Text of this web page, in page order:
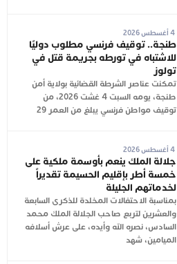
4 أغسطس 2026
طنجة.. توقيف فرنسي مطلوب دوليًا
للاشتباه في تورطه بجريمة قتل في
تولوز
تمكنت عناصر الشرطة القضائية بولاية أمن
طنجة، يومه السبت 4 غشت 2026، من
توقيف مواطن فرنسي يبلغ من العمر 29
4 أغسطس 2026
جلالة الملك ينعم بأوسمة ملكية على
خمسة أطر بإقليم الحسيمة تقديراً
لخدماتهم الجليلة
بمناسبة الاحتفالات المخلدة للذكرى السابعة
والعشرين لتربع صاحب الجلالة الملك محمد
السادس، نصره الله وأيده، على عرش أسلافه
الميامين، شهد